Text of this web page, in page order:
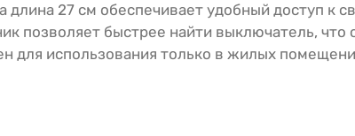
27 см обеспечивает удобный доступ к
позволяет быстрее найти выключатель, что
для использования только в жилых